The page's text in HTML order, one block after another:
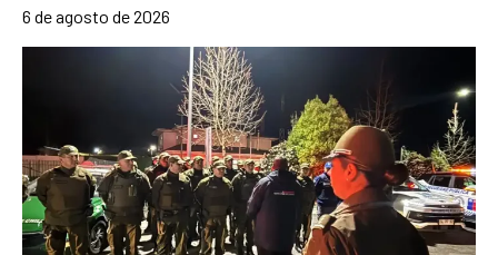
6 de agosto de 2026